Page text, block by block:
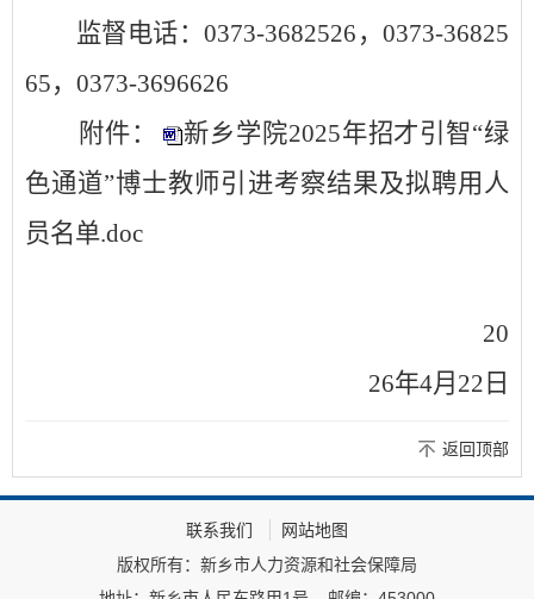
监督电话：0373-3682526 ，0373-36825
65， 0373-3696626
附件：
新乡学院2025年招才引智“绿
色通道”博士教师引进考察结果及拟聘用人
员名单.doc
20
26年4月 22 日
返回顶部
联系我们
网站地图
版权所有：新乡市人力资源和社会保障局